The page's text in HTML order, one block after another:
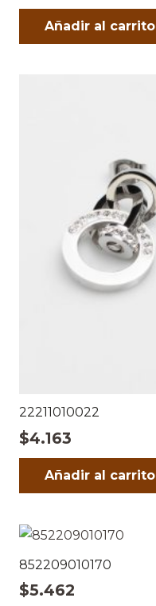
Añadir al carrito
22211010022
$4.163
Añadir al carrito
852209010170
$5.462